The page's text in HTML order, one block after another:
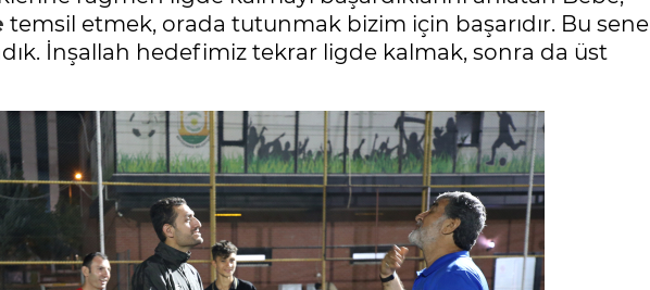
temsil etmek, orada tutunmak bizim için başarıdır. Bu sene
İnşallah hedefimiz tekrar ligde kalmak, sonra da üst